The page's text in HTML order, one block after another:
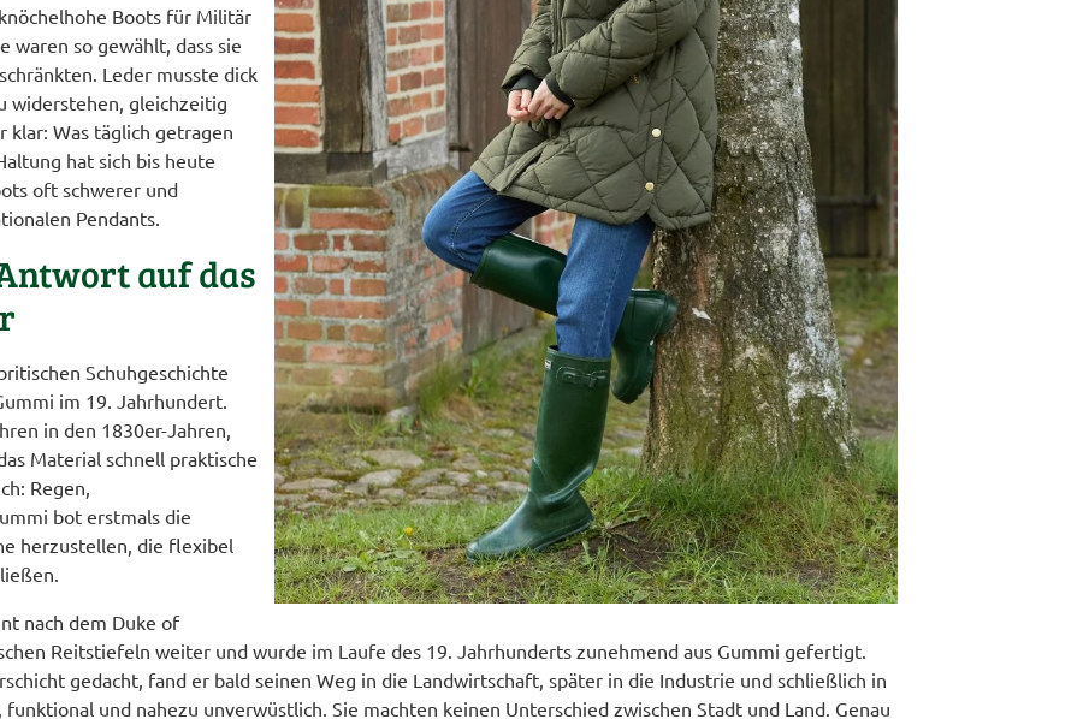
Boots für Militär
waren so gewählt, dass sie
Leder musste dick
widerstehen, gleichzeitig
klar: Was täglich getragen
hat sich bis heute
oft schwerer und
Pendants.
auf das
Schuhgeschichte
im 19. Jahrhundert.
in den 1830er-Jahren,
Material schnell praktische
Regen,
bot erstmals die
herzustellen, die flexibel
nach dem Duke of
Reitstiefeln weiter und wurde im Laufe des 19. Jahrhunderts zunehmend aus Gummi gefertigt.
gedacht, fand er bald seinen Weg in die Landwirtschaft, später in die Industrie und schließlich in
und nahezu unverwüstlich. Sie machten keinen Unterschied zwischen Stadt und Land. Genau